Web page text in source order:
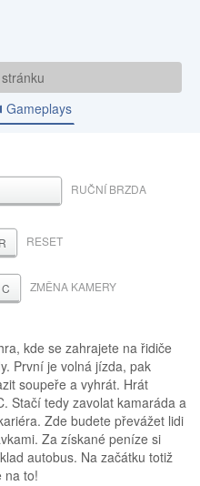
Gameplays
MEZERNÍKRUČNÍ BRZDA
R RESET
C ZMĚNA KAMERY
kde se zahrajete na řidiče
První je volná jízda, pak
soupeře a vyhrát. Hrát
Stačí tedy zavolat kamaráda a
Zde budete převážet lidi
Za získané peníze si
autobus. Na začátku totiž
na to!